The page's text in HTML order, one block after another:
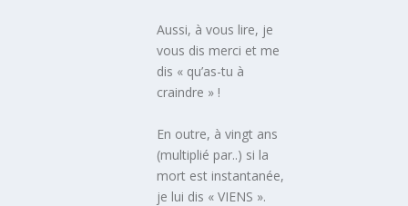
Aussi, à vous lire, je
vous dis merci et me
dis « qu’as-tu à
craindre » !
En outre, à vingt ans
(multiplié par..) si la
mort est instantanée,
je lui dis « VIENS ».